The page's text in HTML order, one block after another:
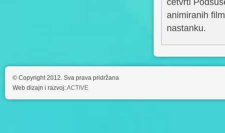
animiranih
nastanku.
© Copyright 2012. Sva prava pridržana
Web dizajn i razvoj:ACTIVE